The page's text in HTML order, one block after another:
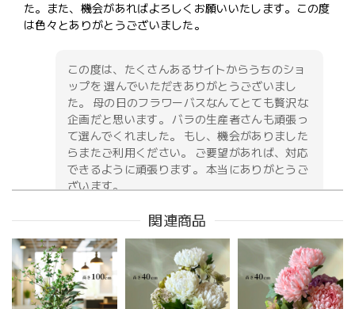
た。また、機会があればよろしくお願いいたします。この度
は色々とありがとうございました。
この度は、たくさんあるサイトからうちのショ
ップを 選んでいただきありがとうございまし
た。 母の日のフラワーバスなんてとても贅沢な
企画だと思います。 バラの生産者さんも頑張っ
て選んでくれました。 もし、機会がありました
らまたご利用ください。 ご要望があれば、対応
できるように頑張ります。 本当にありがとうご
ざいます。
お供え花アレンジメント「紫香の祈り」｜春彼岸・お盆・命日・法事の供花
2026/05/09
関連商品